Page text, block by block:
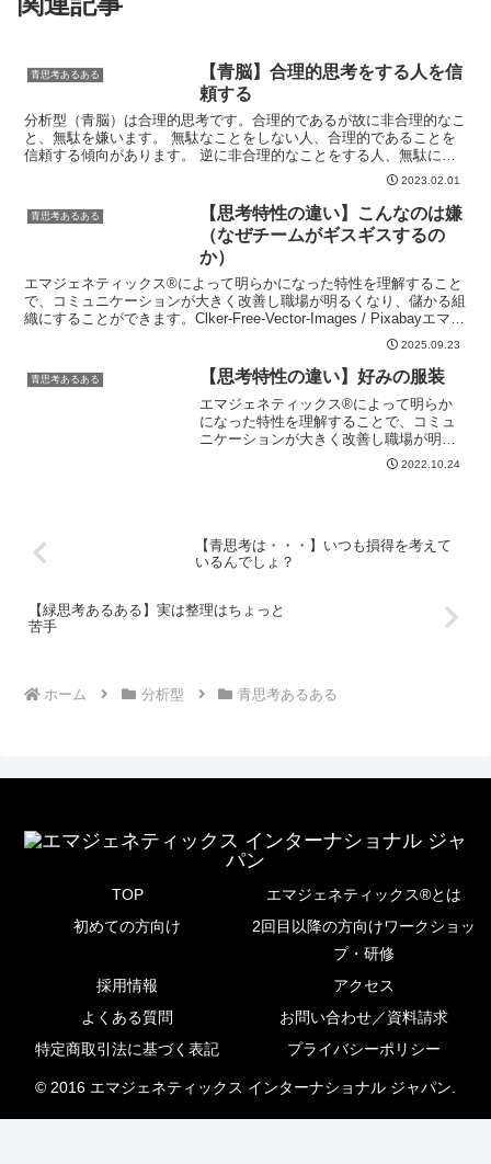
青思考あるある
【青脳】合理的思考をする人を信
頼する
分析型（青脳）は合理的思考です。合理的であるが故に非合理的なこ
と、無駄を嫌います。 無駄なことをしない人、合理的であることを
信頼する傾向があります。 逆に非合理的なことをする人、無駄に思
2023.02.01
青思考あるある
【思考特性の違い】こんなのは嫌
（なぜチームがギスギスするの
か）
エマジェネティックス®によって明らかになった特性を理解すること
で、コミュニケーションが大きく改善し職場が明るくなり、儲かる組
織にすることができます。Clker-Free-Vector-Images / Pixabayエマジ
2025.09.23
青思考あるある 【思考特性の違い】好みの服装
エマジェネティックス®によって明らか
になった特性を理解することで、コミュ
ニケーションが大きく改善し職場が明る
くなり、儲かる組織にすることができま
す。思考特性の違いは、服装の好みの違
2022.10.24
【青思考は・・・】いつも損得を考えて
いるんでしょ？
【緑思考あるある】実は整理はちょっと
苦手
ホーム 分析型 青思考あるある
TOP
エマジェネティックス®とは
初めての方向け
2回目以降の方向けワークショッ
プ・研修
採用情報
アクセス
よくある質問
お問い合わせ／資料請求
特定商取引法に基づく表記
プライバシーポリシー
© 2016 エマジェネティックス インターナショナル ジャパン.